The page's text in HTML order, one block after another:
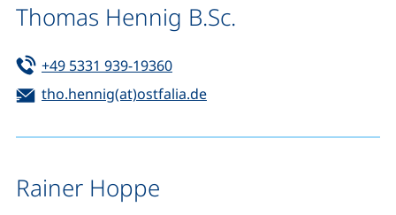
Thomas Hennig B.Sc.
Tel:
+49 5331 939-19360(startet einen Telefonanruf,
E-Mail:
tho.hennig(at)ostfalia.de(öffnet Ihr E-Mail-
Rainer Hoppe